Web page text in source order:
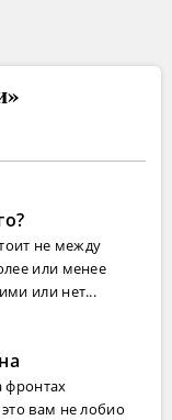
не между
или менее
или нет...
фронтах
вам не лобио